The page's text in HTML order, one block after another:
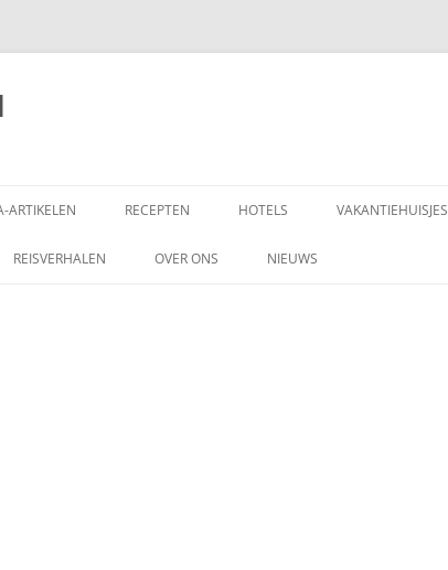
ARTIKELEN RECEPTEN HOTELS VAKANTIEHUISJES
REISVERHALEN OVER ONS NIEUWS